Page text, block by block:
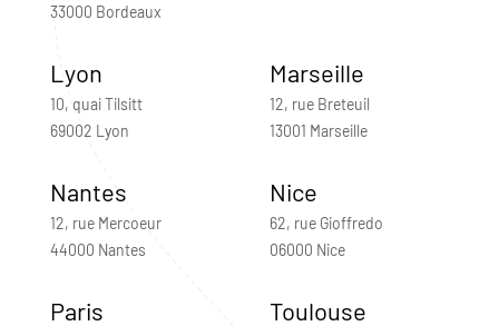
33000 Bordeaux
Lyon
10, quai Tilsitt
69002 Lyon
Marseille
12, rue Breteuil
13001 Marseille
Nantes
12, rue Mercoeur
44000 Nantes
Nice
62, rue Gioffredo
06000 Nice
Paris Toulouse